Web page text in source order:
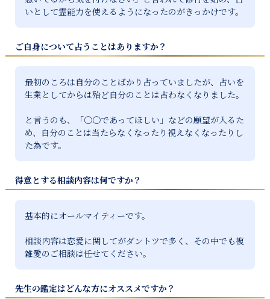
いとして霊能力を使えるようになったのがきっかけです。
ご自身について占うことはありますか？
最初のころは自分のことばかり占っていましたが、占いを
生業としてからは殆ど自分のことは占わなくなりました。
と言うのも、「〇〇であってほしい」などの願望が入るた
め、自分のことは当たらなくなったり視えなくなったりし
た為です。
得意とする相談内容は何ですか？
基本的にオールマイティーです。
相談内容は恋愛に関してがダントツで多く、その中でも複
先生の鑑定はどんな方にオススメですか？